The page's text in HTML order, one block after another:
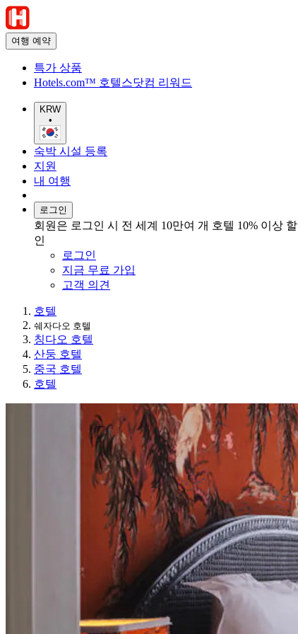
여행 예약
특가 상품
Hotels.com™ 호텔스닷컴 리워드
KRW
•
숙박 시설 등록
지원
내 여행
로그인
회원은 로그인 시 전 세계 10만여 개 호텔 10% 이상 할
인
로그인
지금 무료 가입
고객 의견
호텔
쉐자다오 호텔
칭다오 호텔
산둥 호텔
중국 호텔
호텔